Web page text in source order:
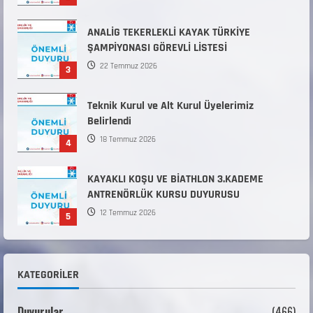
3
ANALİG TEKERLEKLİ KAYAK TÜRKİYE
ŞAMPİYONASI GÖREVLİ LİSTESİ
22 Temmuz 2026
4
Teknik Kurul ve Alt Kurul Üyelerimiz
Belirlendi
18 Temmuz 2026
5
KAYAKLI KOŞU VE BİATHLON 3.KADEME
ANTRENÖRLÜK KURSU DUYURUSU
12 Temmuz 2026
1
Temini Başvuruları Başlamıştır.
KATEGORILER